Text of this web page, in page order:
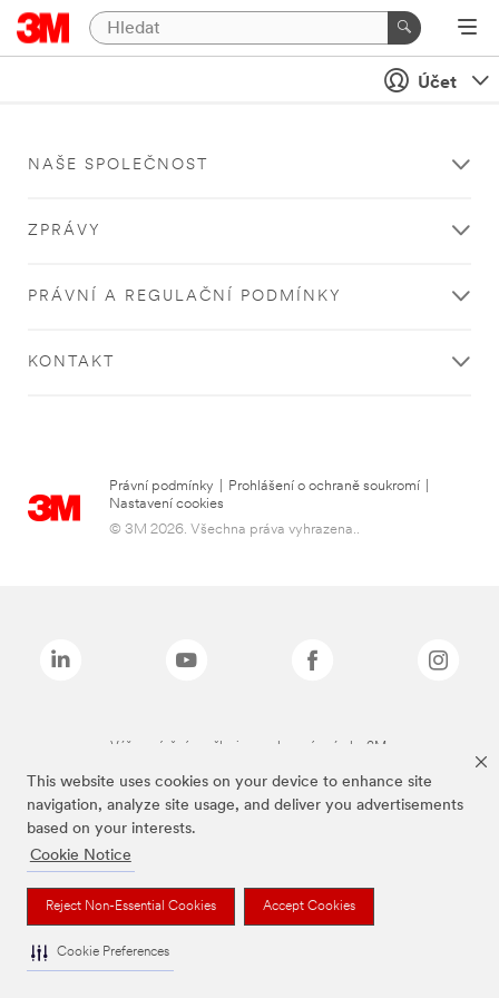
This website uses cookies on your device to enhance site
navigation, analyze site usage, and deliver you advertisements
based on your interests.
Cookie Notice
Reject Non-Essential Cookies Accept Cookies
Cookie Preferences
Účet
NAŠE SPOLEČNOST
ZPRÁVY
PRÁVNÍ A REGULAČNÍ PODMÍNKY
KONTAKT
Právní podmínky Prohlášení o ochraně soukromí
Nastavení cookies
© 3M 2026. Všechna práva vyhrazena..
Výše zmíněné značky jsou ochranné známky 3M.